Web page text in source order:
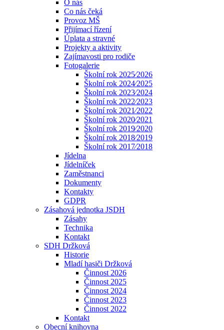
O nás
Co nás čeká
Provoz MŠ
Přijímací řízení
Úplata a stravné
Projekty a aktivity
Zajímavosti pro rodiče
Fotogalerie
Školní rok 2025⁄2026
Školní rok 2024⁄2025
Školní rok 2023⁄2024
Školní rok 2022⁄2023
Školní rok 2021⁄2022
Školní rok 2020⁄2021
Školní rok 2019⁄2020
Školní rok 2018⁄2019
Školní rok 2017⁄2018
Jídelna
Jídelníček
Zaměstnanci
Dokumenty
Kontakty
GDPR
Zásahová jednotka JSDH
Zásahy
Technika
Kontakt
SDH Držková
Historie
Mladí hasiči Držková
Činnost 2026
Činnost 2025
Činnost 2024
Činnost 2023
Činnost 2022
Kontakt
Obecní knihovna